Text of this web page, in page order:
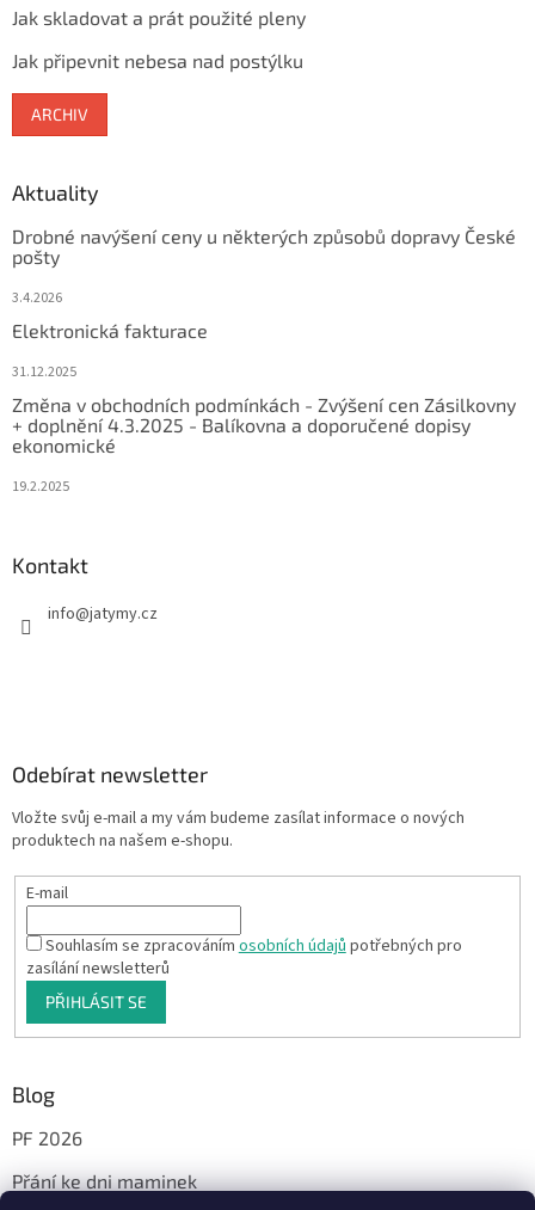
Jak skladovat a prát použité pleny
Jak připevnit nebesa nad postýlku
ARCHIV
Aktuality
Drobné navýšení ceny u některých způsobů dopravy České
pošty
3.4.2026
Elektronická fakturace
31.12.2025
Změna v obchodních podmínkách - Zvýšení cen Zásilkovny
+ doplnění 4.3.2025 - Balíkovna a doporučené dopisy
ekonomické
19.2.2025
Kontakt
info@jatymy.cz
Odebírat newsletter
Vložte svůj e-mail a my vám budeme zasílat informace o nových
produktech na našem e-shopu.
E-mail
Souhlasím se zpracovánímosobních údajůpotřebných pro
zasílání newsletterů
PŘIHLÁSIT SE
Blog
PF 2026
Přání ke dni maminek